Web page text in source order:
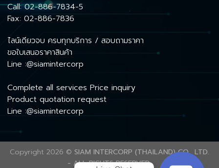
Call:02-886-7834-5
Fax: 02-886-7836
ไลน์เดียวจบ ครบทุกบริการ / สอบถามราคา
ขอใบเสนอราคาสินค้า
Line :@siamintercorp
Complete all services Price inquiry
Product quotation request
Line :@siamintercorp
Copyright 2026 © SIAM INTERCORP (THAILAND) CO., LTD.
- ALL RIGHTS RESERVED.